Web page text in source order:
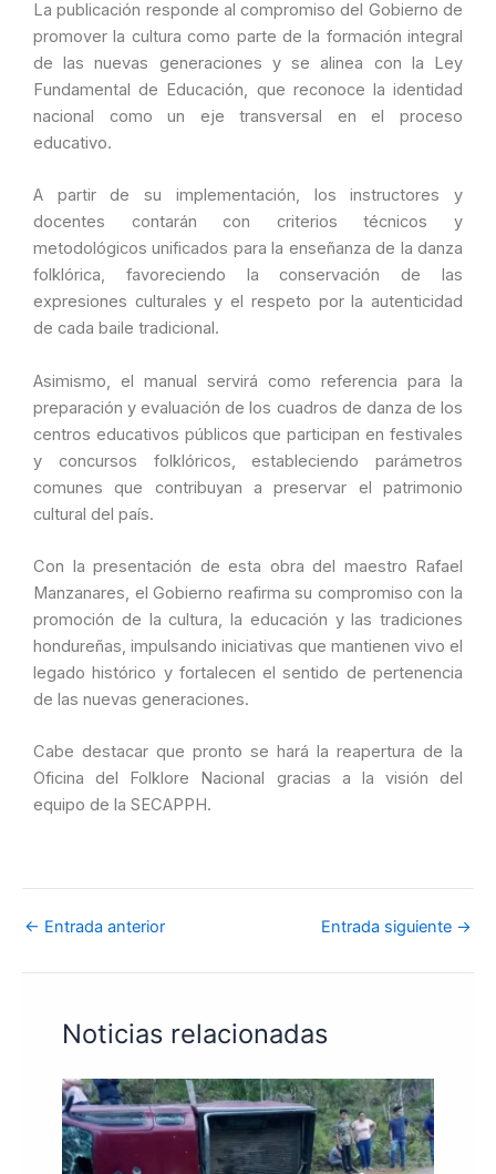
La publicación responde al compromiso del Gobierno de
promover la cultura como parte de la formación integral
de las nuevas generaciones y se alinea con la Ley
Fundamental de Educación, que reconoce la identidad
nacional como un eje transversal en el proceso
educativo.
A partir de su implementación, los instructores y
docentes contarán con criterios técnicos y
metodológicos unificados para la enseñanza de la danza
folklórica, favoreciendo la conservación de las
expresiones culturales y el respeto por la autenticidad
de cada baile tradicional.
Asimismo, el manual servirá como referencia para la
preparación y evaluación de los cuadros de danza de los
centros educativos públicos que participan en festivales
y concursos folklóricos, estableciendo parámetros
comunes que contribuyan a preservar el patrimonio
cultural del país.
Con la presentación de esta obra del maestro Rafael
Manzanares, el Gobierno reafirma su compromiso con la
promoción de la cultura, la educación y las tradiciones
hondureñas, impulsando iniciativas que mantienen vivo el
legado histórico y fortalecen el sentido de pertenencia
de las nuevas generaciones.
Cabe destacar que pronto se hará la reapertura de la
Oficina del Folklore Nacional gracias a la visión del
equipo de la SECAPPH.
← Entrada anterior Entrada siguiente →
Noticias relacionadas